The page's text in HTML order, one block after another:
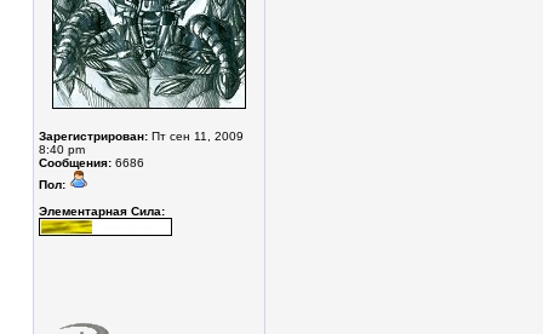
Зарегистрирован: Пт сен 11, 2009
8:40 pm
Сообщения: 6686
Пол:
Элементарная Сила: